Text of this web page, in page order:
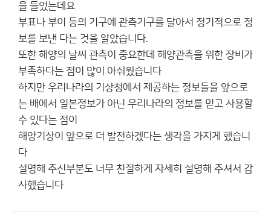
을 들었는데요
부표나 부이 등의 기구에 관측기구를 달아서 정기적으로 정
보를 보낸 다는 것을 알았습니다.
또한 해양의 날씨 관측이 중요한데 해양관측을 위한 장비가
부족하다는 점이 많이 아쉬웠습니다
하지만 우리나라의 기상청에서 제공하는 정보들을 앞으로
는 배에서 일본정보가 아닌 우리나라의 정보를 믿고 사용할
수 있다는 점이
해양기상이 앞으로 더 발전하겠다는 생각을 가지게 했습니
다
설명해 주신부분도 너무 친절하게 자세히 설명해 주셔서 감
사했습니다